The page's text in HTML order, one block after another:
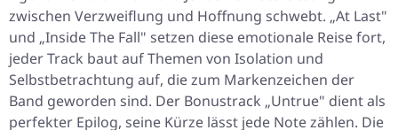
zwischen Verzweiflung und Hoffnung schwebt. „At Last"
und „Inside The Fall" setzen diese emotionale Reise fort,
jeder Track baut auf Themen von Isolation und
Selbstbetrachtung auf, die zum Markenzeichen der
Band geworden sind. Der Bonustrack „Untrue" dient als
perfekter Epilog, seine Kürze lässt jede Note zählen. Die